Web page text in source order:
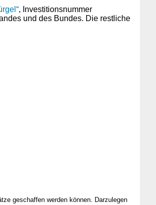
, Investitionsnummer
und des Bundes. Die restliche
geschaffen werden können. Darzulegen